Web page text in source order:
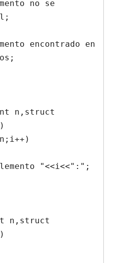
no se
encontrado en
n,struct
"<<i<<":";
n,struct